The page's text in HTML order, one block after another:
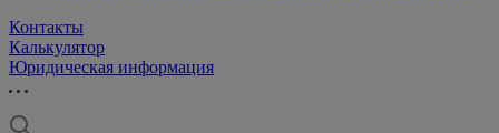
Контакты
Калькулятор
Юридическая информация